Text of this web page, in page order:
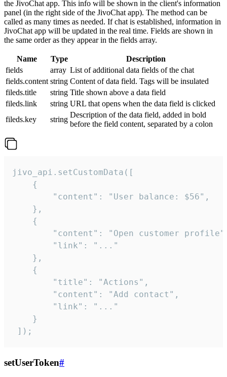
the JivoChat app. This info will be shown in the client's information
panel (in the right side of the JivoChat app). The method can be
called as many times as needed. If chat is established, information in
JivoChat app will be updated in the real time. Fields are shown in
the same order as they appear in the fields array.
Name Type
Description
fields
array List of additional data fields of the chat
fields.content string Content of data field. Tags will be insulated
fileds.title
string Title shown above a data field
fileds.link
string URL that opens when the data field is clicked
fileds.key
string
Description of the data field, added in bold
before the field content, separated by a colon
jivo_api.setCustomData([
    {
        "content": "User balance: $56",
    },
    {
"content": "Open customer
        "link": "..."
    },
    {
        "title": "Actions",
        "content": "Add contact",
        "link": "..."
    }
]);
setUserToken#